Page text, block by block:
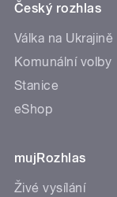
Český rozhlas
Válka na Ukrajině
Komunální volby
Stanice
eShop
mujRozhlas
Živé vysílání